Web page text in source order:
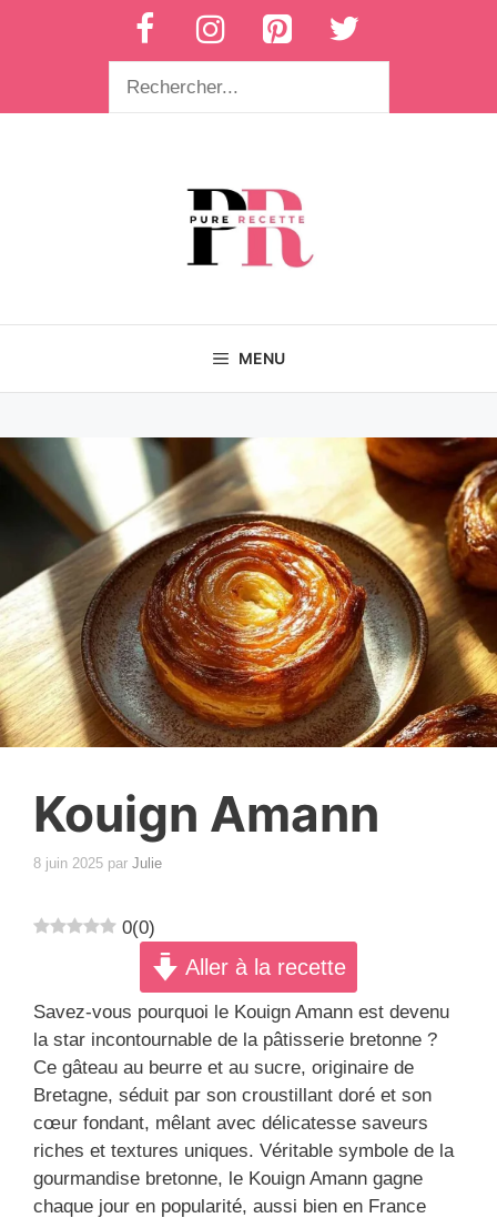
MENU
Kouign Amann
8 juin 2025 par Julie
0(0)
Aller à la recette
Savez-vous pourquoi le Kouign Amann est devenu
la star incontournable de la pâtisserie bretonne ?
Ce gâteau au beurre et au sucre, originaire de
Bretagne, séduit par son croustillant doré et son
cœur fondant, mêlant avec délicatesse saveurs
riches et textures uniques. Véritable symbole de la
gourmandise bretonne, le Kouign Amann gagne
chaque jour en popularité, aussi bien en France